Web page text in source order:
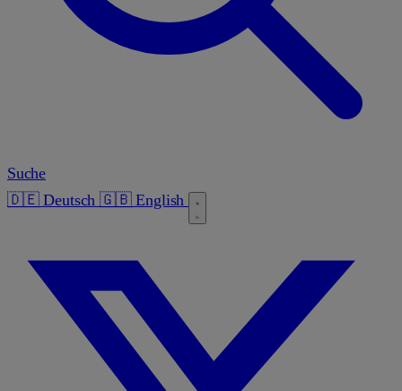
Suche
🇩🇪 Deutsch🇬🇧 English